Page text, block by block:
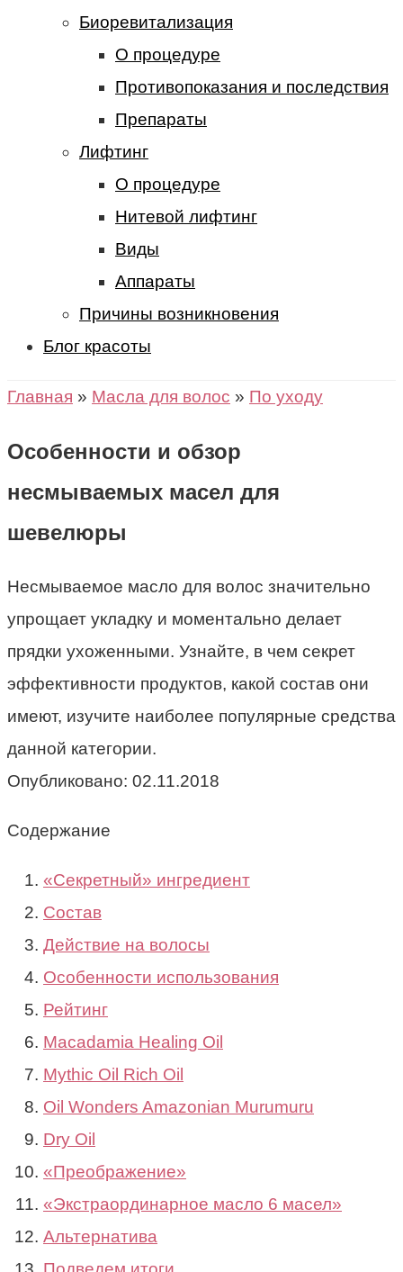
Биоревитализация
О процедуре
Противопоказания и последствия
Препараты
Лифтинг
О процедуре
Нитевой лифтинг
Виды
Аппараты
Причины возникновения
Блог красоты
Главная » Масла для волос » По уходу
Особенности и обзор
несмываемых масел для
шевелюры
Несмываемое масло для волос значительно
упрощает укладку и моментально делает
прядки ухоженными. Узнайте, в чем секрет
эффективности продуктов, какой состав они
имеют, изучите наиболее популярные средства
данной категории.
Опубликовано: 02.11.2018
Содержание
«Секретный» ингредиент
Состав
Действие на волосы
Особенности использования
Рейтинг
Macadamia Healing Oil
Mythic Oil Rich Oil
Oil Wonders Amazonian Murumuru
Dry Oil
«Преображение»
«Экстраординарное масло 6 масел»
Альтернатива